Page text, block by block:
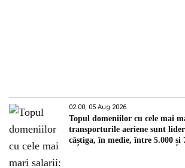
02:00, 05 Aug 2026
Topul domeniilor cu cele mai
transporturile aeriene sunt
câștiga, în medie, între 5.000 și